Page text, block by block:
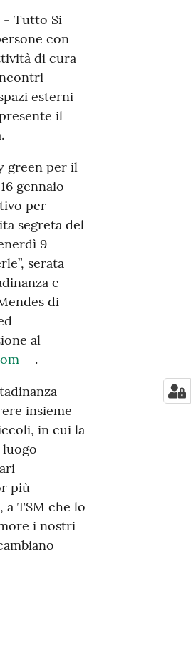
- Tutto Si
con
di cura
esterni
il
green per il
gennaio
per
segreta del
9
serata
e
di
al
.
insieme
in cui la
luogo
più
a TSM che lo
i nostri